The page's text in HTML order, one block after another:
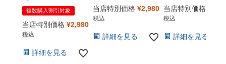
複数購入割引対象
当店特別価格 ¥2,980
税込
詳細を見る
当店特別価格 ¥2,980
税込
詳細を見る
当店特別価格
税込
詳細を見る